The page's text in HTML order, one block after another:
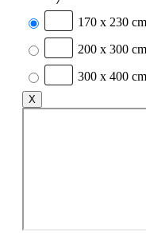
170 x 230 cm
200 x 300 cm
300 x 400 cm
X